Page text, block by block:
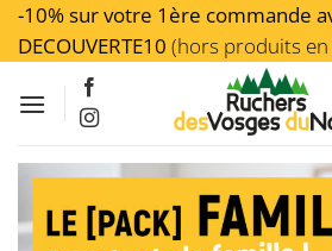
Passer
-10% sur votre 1ère commande
DECOUVERTE10 (hors produits